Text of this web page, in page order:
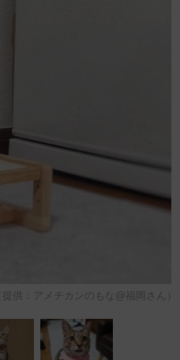
供：アメチカンのもな@福岡さん）